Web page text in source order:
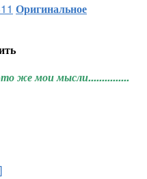
Оригинальное
же мои мысли...............